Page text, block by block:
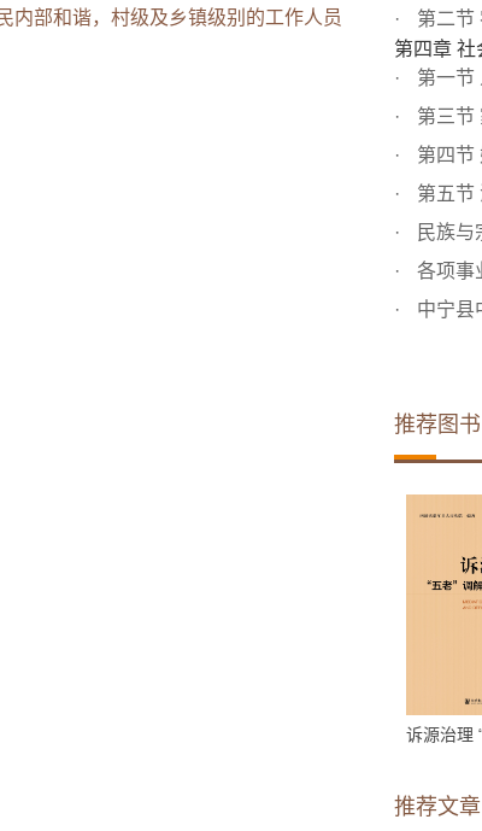
内部和谐，村级及乡镇级别的工作人员
第二节
第四章 社
第一节
第三节
第四节
第五节
民族与
各项事
中宁县中
推荐图书
推荐文章